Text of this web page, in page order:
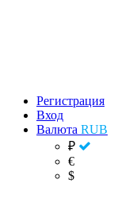
Регистрация
Вход
Валюта RUB
₽
€
$